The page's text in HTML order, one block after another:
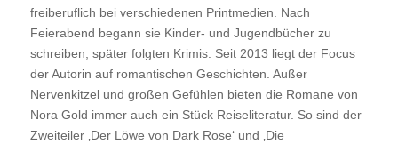
freiberuflich bei verschiedenen Printmedien. Nach
Feierabend begann sie Kinder- und Jugendbücher zu
schreiben, später folgten Krimis. Seit 2013 liegt der Focus
der Autorin auf romantischen Geschichten. Außer
Nervenkitzel und großen Gefühlen bieten die Romane von
Nora Gold immer auch ein Stück Reiseliteratur. So sind der
Zweiteiler ‚Der Löwe von Dark Rose‘ und ‚Die